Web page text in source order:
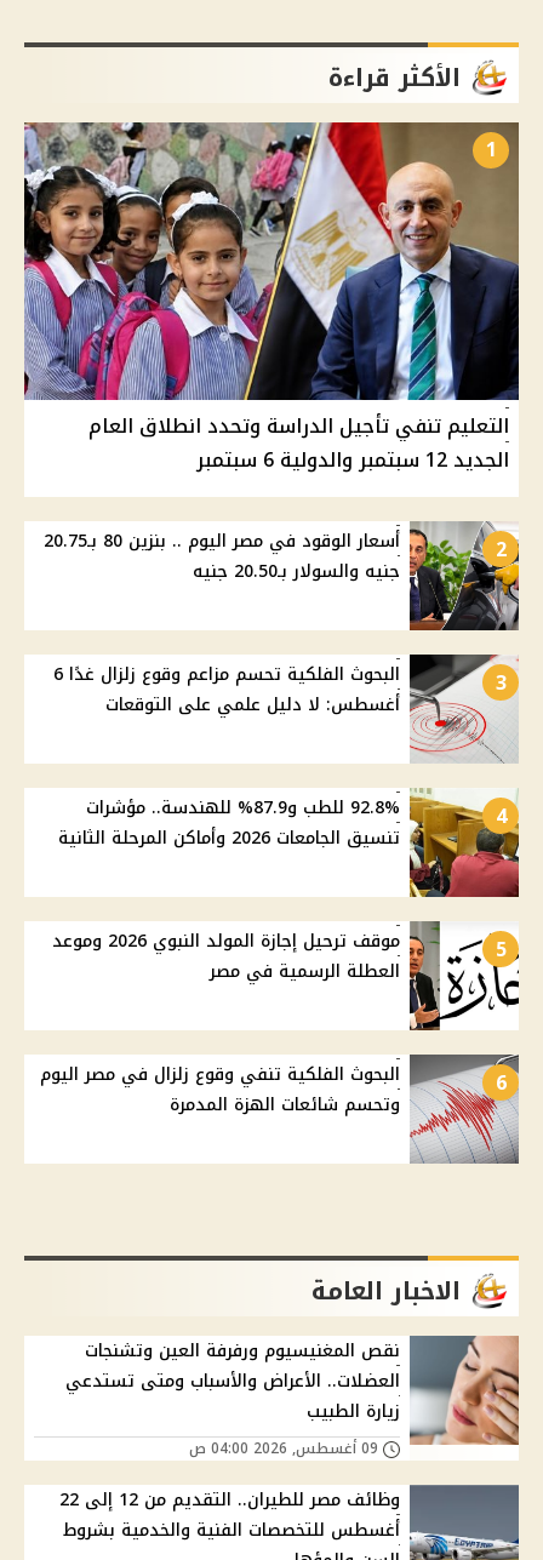
الأكثر قراءة
1
التعليم تنفي تأجيل الدراسة وتحدد انطلاق العام
الجديد 12 سبتمبر والدولية 6 سبتمبر
2
أسعار الوقود في مصر اليوم .. بنزين 80 بـ20.75
جنيه والسولار بـ20.50 جنيه
3
البحوث الفلكية تحسم مزاعم وقوع زلزال غدًا 6
أغسطس: لا دليل علمي على التوقعات
4
92.8% للطب و87.9% للهندسة.. مؤشرات
تنسيق الجامعات 2026 وأماكن المرحلة الثانية
5
موقف ترحيل إجازة المولد النبوي 2026 وموعد
العطلة الرسمية في مصر
6
البحوث الفلكية تنفي وقوع زلزال في مصر اليوم
وتحسم شائعات الهزة المدمرة
الاخبار العامة
نقص المغنيسيوم ورفرفة العين وتشنجات
العضلات.. الأعراض والأسباب ومتى تستدعي
زيارة الطبيب
وظائف مصر للطيران.. التقديم من 12 إلى 22
أغسطس للتخصصات الفنية والخدمية بشروط